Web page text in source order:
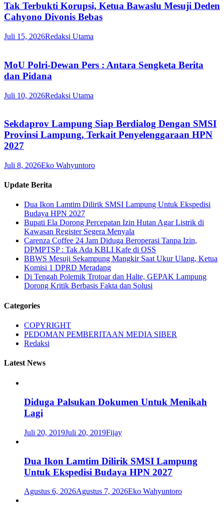
Tak Terbukti Korupsi, Ketua Bawaslu Mesuji Deden
Cahyono Divonis Bebas
Juli 15, 2026Redaksi Utama
MoU Polri-Dewan Pers : Antara Sengketa Berita
dan Pidana
Juli 10, 2026Redaksi Utama
Sekdaprov Lampung Siap Berdialog Dengan SMSI
Provinsi Lampung, Terkait Penyelenggaraan HPN
2027
Juli 8, 2026Eko Wahyuntoro
Update Berita
Dua Ikon Lamtim Dilirik SMSI Lampung Untuk Ekspedisi
Budaya HPN 2027
Bupati Ela Dorong Percepatan Izin Hutan Agar Listrik di
Kawasan Register Segera Menyala
Carenza Coffee 24 Jam Diduga Beroperasi Tanpa Izin,
DPMPTSP : Tak Ada KBLI Kafe di OSS
BBWS Mesuji Sekampung Mangkir Saat Ukur Ulang, Ketua
Komisi 1 DPRD Meradang
Di Tengah Polemik Trotoar dan Halte, GEPAK Lampung
Dorong Kritik Berbasis Fakta dan Solusi
Categories
COPYRIGHT
PEDOMAN PEMBERITAAN MEDIA SIBER
Redaksi
Latest News
Diduga Palsukan Dokumen Untuk Menikah
Lagi
Juli 20, 2019Juli 20, 2019Fijay
Dua Ikon Lamtim Dilirik SMSI Lampung
Untuk Ekspedisi Budaya HPN 2027
Agustus 6, 2026Agustus 7, 2026Eko Wahyuntoro